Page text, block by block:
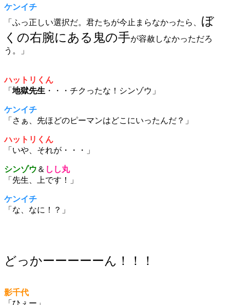
ケンイチ
「ふっ正しい選択だ。君たちが今止まらなかったら、 ぼ
くの右腕にある鬼の手が容赦しなかっただろ
う。」
ハットリくん
「 地獄先生 ・・・チクったな！シンゾウ」
ケンイチ
「さぁ、先ほどのピーマンはどこにいったんだ？」
ハットリくん
「いや、それが・・・」
シンゾウ ＆ しし丸
「先生、上です！」
ケンイチ
「な、なに！？」
どっかーーーーーん！！！
影千代